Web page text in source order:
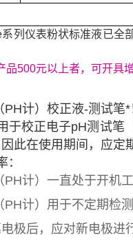
列仪表粉状标准液已全
品500元以上者，可开具
计）校正液-测试笔*
于校正电子pH测试笔
此在使用期间，应定
：
PH计）一直处于开机
PH计）用于不定期检
极后，应对新电极进